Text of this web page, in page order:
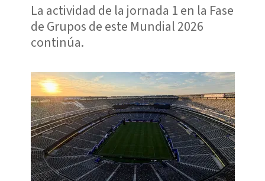
La actividad de la jornada 1 en la Fase
de Grupos de este Mundial 2026
continúa.